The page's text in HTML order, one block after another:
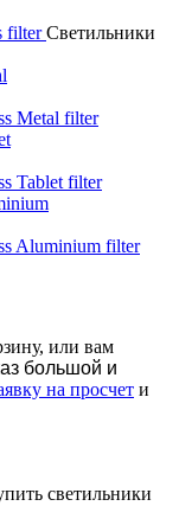
filterСветильники
Metal filter
Tablet filter
Aluminium filter
или вам
большой и
на просчет и
светильники